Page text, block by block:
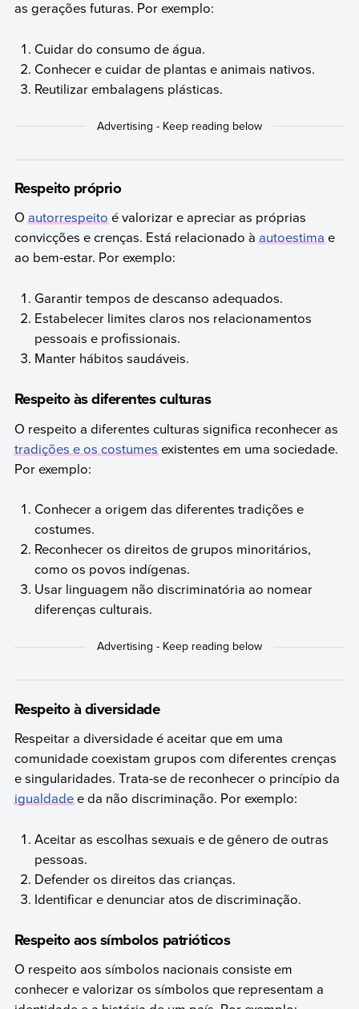
as gerações futuras. Por exemplo:
Cuidar do consumo de água.
Conhecer e cuidar de plantas e animais nativos.
Reutilizar embalagens plásticas.
Respeito próprio
Oautorrespeitoé valorizar e apreciar as próprias
convicções e crenças. Está relacionado àautoestimae
ao bem-estar. Por exemplo:
Garantir tempos de descanso adequados.
Estabelecer limites claros nos relacionamentos
pessoais e profissionais.
Manter hábitos saudáveis.
Respeito às diferentes culturas
O respeito a diferentes culturas significa reconhecer as
tradições e os costumesexistentes em uma sociedade.
Por exemplo:
Conhecer a origem das diferentes tradições e
costumes.
Reconhecer os direitos de grupos minoritários,
como os povos indígenas.
Usar linguagem não discriminatória ao nomear
diferenças culturais.
Respeito à diversidade
Respeitar a diversidade é aceitar que em uma
comunidade coexistam grupos com diferentes crenças
e singularidades. Trata-se de reconhecer o princípio da
igualdadee da não discriminação. Por exemplo:
Aceitar as escolhas sexuais e de gênero de outras
pessoas.
Defender os direitos das crianças.
Identificar e denunciar atos de discriminação.
Respeito aos símbolos patrióticos
O respeito aos símbolos nacionais consiste em
conhecer e valorizar os símbolos que representam a